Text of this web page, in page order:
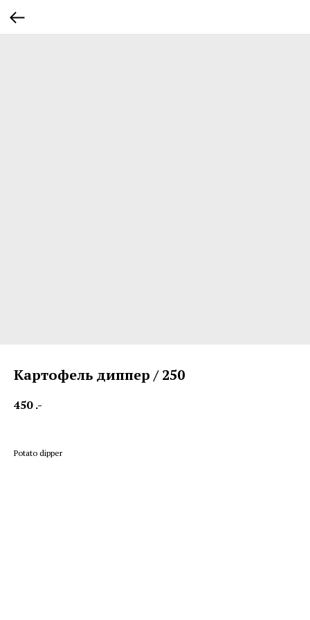
Картофель диппер / 250
450 .-
Potato dipper